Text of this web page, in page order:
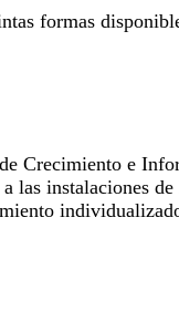
formas
Crecimiento e
las instalaciones